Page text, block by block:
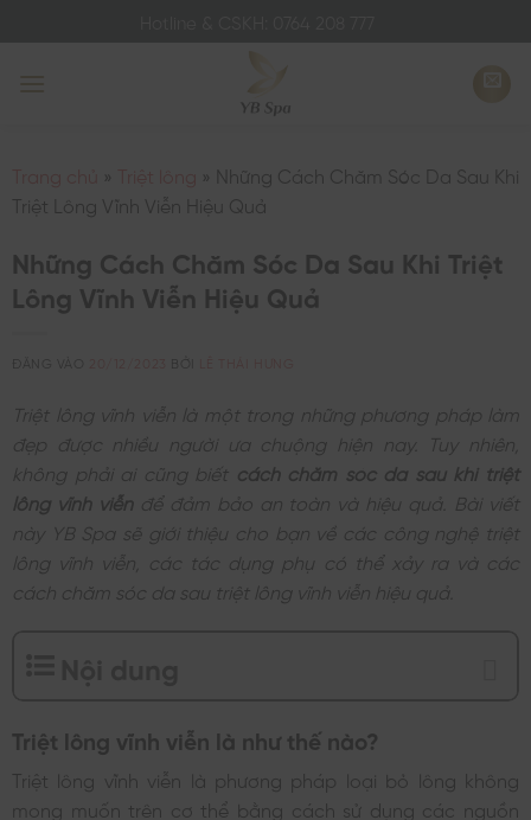
» »
Những Cách Chăm Sóc Da Sau Khi
Triệt Lông Vĩnh Viễn Hiệu Quả
Những Cách Chăm Sóc Da Sau Khi Triệt
Lông Vĩnh Viễn Hiệu Quả
Triệt lông vĩnh viễn là một trong những phương pháp làm
đẹp được nhiều người ưa chuộng hiện nay. Tuy nhiên,
không phải ai cũng biết cách chăm sóc da sau khi triệt
lông vĩnh viễnđể đảm bảo an toàn và hiệu quả. Bài viết
này YB Spa sẽ giới thiệu cho bạn về các công nghệ triệt
lông vĩnh viễn, các tác dụng phụ có thể xảy ra và các
cách chăm sóc da sau triệt lông vĩnh viễn hiệu quả.
Triệt lông vĩnh viễn là như thế nào?
Triệt lông vĩnh viễn là phương pháp loại bỏ lông không
mong muốn trên cơ thể bằng cách sử dụng các nguồn